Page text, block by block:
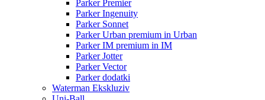
Parker Premier
Parker Ingenuity
Parker Sonnet
Parker Urban premium in Urban
Parker IM premium in IM
Parker Jotter
Parker Vector
Parker dodatki
Waterman Ekskluziv